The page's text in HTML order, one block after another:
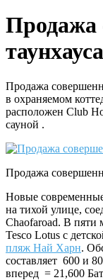
Продажа
таунхауса
Продажа
в охраняемом
расположен Club
сауной .
Продажа
Новые
на тихой улице,
Chaofaroad. В пяти
Tesco Lotus с
пляж Най Харн.
составляет 600 и
вперед = 21,600